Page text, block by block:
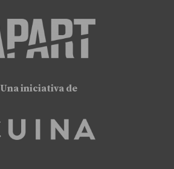
Una iniciativa de